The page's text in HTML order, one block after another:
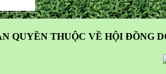
QUYỀN THUỘC VỀ HỘI ĐỒNG